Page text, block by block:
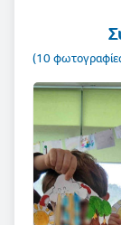
(10